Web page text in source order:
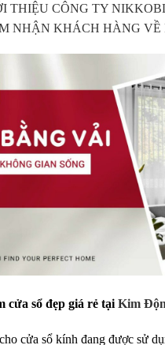
THIỆU CÔNG TY
NHẬN KHÁCH HÀNG VỀ
cửa sổ đẹp giá rẻ tại Kim
cho cửa sổ kính đang được sử